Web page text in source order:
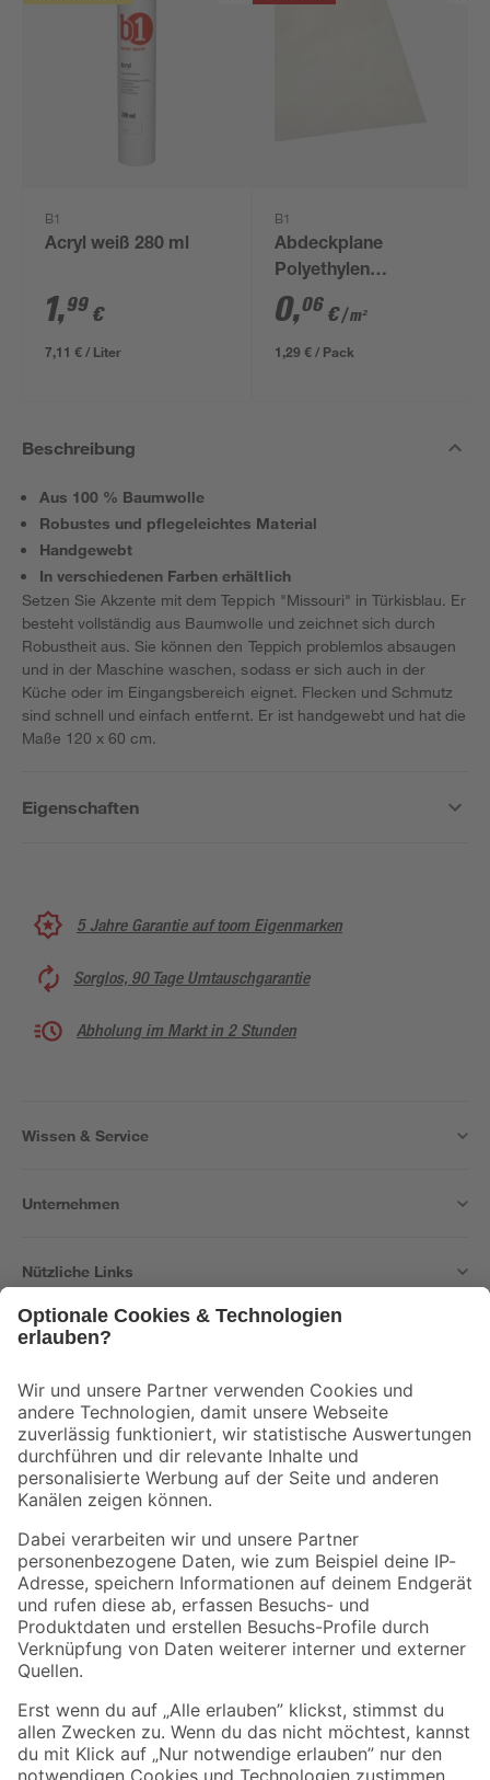
B1
Acryl weiß 280 ml
1,99 €
7,11 € / Liter
B1
Abdeckplane
Polyethylen
transparent 4 x 5 m
0,06 €/ m²
1,29 € / Pack
Beschreibung
Aus 100 % Baumwolle
Robustes und pflegeleichtes Material
Handgewebt
In verschiedenen Farben erhältlich
Setzen Sie Akzente mit dem Teppich "Missouri" in Türkisblau. Er
besteht vollständig aus Baumwolle und zeichnet sich durch
Robustheit aus. Sie können den Teppich problemlos absaugen
und in der Maschine waschen, sodass er sich auch in der
Küche oder im Eingangsbereich eignet. Flecken und Schmutz
sind schnell und einfach entfernt. Er ist handgewebt und hat die
Maße 120 x 60 cm.
Eigenschaften
5 Jahre Garantie auf toom Eigenmarken
Sorglos, 90 Tage Umtauschgarantie
Abholung im Markt in 2 Stunden
Wissen & Service
Unternehmen
Nützliche Links
Der toom Newsletter: Keine Angebote und Aktionen mehr verpassen!
Zur Newsletter Anmeldung
Folge uns
Zahlungsarten Versandarten
Sicher einkaufen
Jetzt die toom-App herunterladen